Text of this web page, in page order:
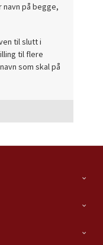
på begge,
til slutt i
til flere
som skal på